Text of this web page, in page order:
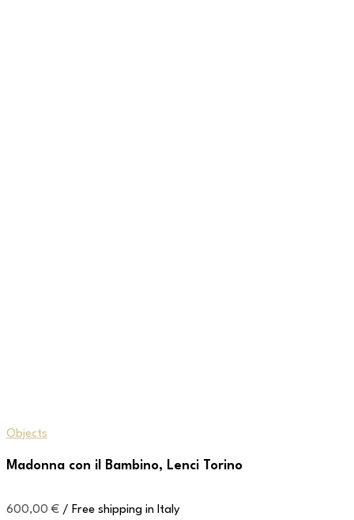
Objects
Madonna con il Bambino, Lenci Torino
600,00 € / Free shipping in Italy